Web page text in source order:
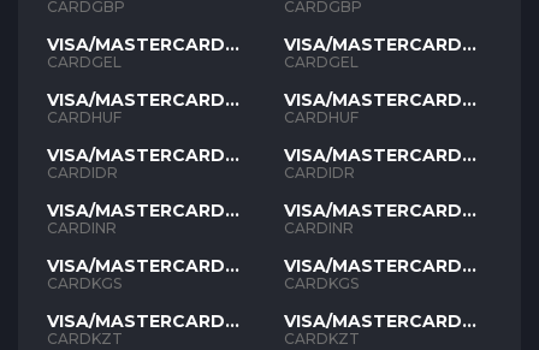
GBP
CARDGBP
VISA/MASTERCARD
GEL
CARDGEL
VISA/MASTERCARD
HUF
CARDHUF
VISA/MASTERCARD
IDR
CARDIDR
VISA/MASTERCARD
INR
CARDINR
VISA/MASTERCARD
KGS
CARDKGS
VISA/MASTERCARD
KZT
CARDKZT
GBP
CARDGBP
VISA/MASTERCARD
GEL
CARDGEL
VISA/MASTERCARD
HUF
CARDHUF
VISA/MASTERCARD
IDR
CARDIDR
VISA/MASTERCARD
INR
CARDINR
VISA/MASTERCARD
KGS
CARDKGS
VISA/MASTERCARD
KZT
CARDKZT